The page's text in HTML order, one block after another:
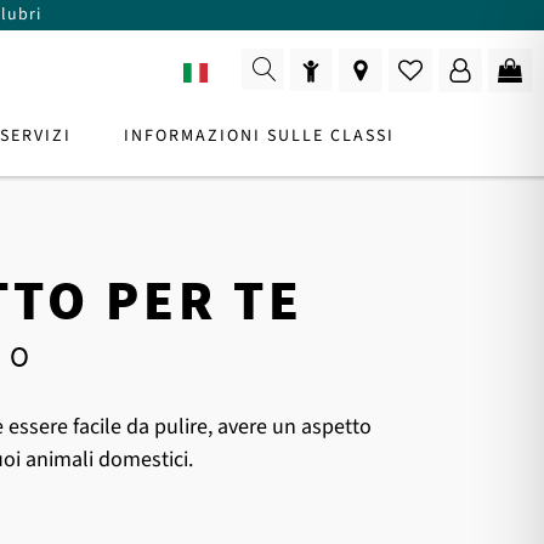
SERVIZI INFORMAZIONI SULLE CLASSI
DI PRODOTTO
Per una consulenza
PER TE
facile da pulire, avere un aspetto
animali domestici.